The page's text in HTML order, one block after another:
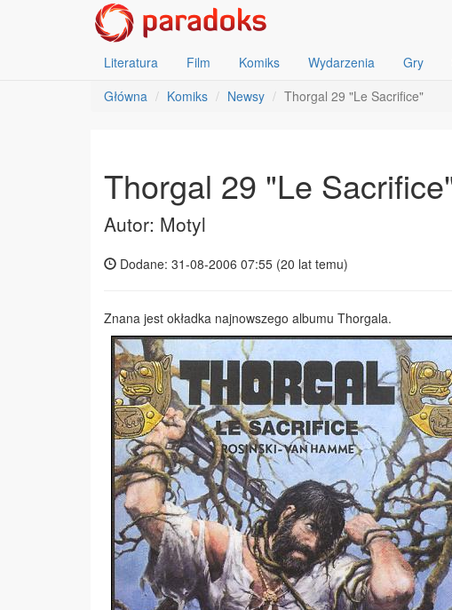
Literatura Film Komiks Wydarzenia Gry
Główna
Komiks Newsy Thorgal 29 "Le Sacrifice"
Thorgal 29 "Le
Autor: Motyl
Dodane: 31-08-2006 07:55 (20 lat temu)
Znana jest okładka najnowszego albumu Thorgala.